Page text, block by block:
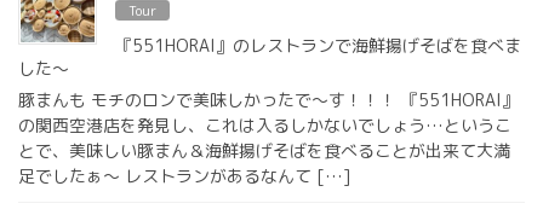
Tour
『551HORAI』のレストランで海鮮揚げそばを食べま
した〜
豚まんも モチのロンで美味しかったで〜す！！！ 『551HORAI』
の関西空港店を発見し、これは入るしかないでしょう…というこ
とで、美味しい豚まん＆海鮮揚げそばを食べることが出来て大満
足でしたぁ〜 レストランがあるなんて […]